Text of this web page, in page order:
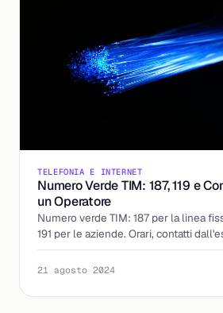
TELEFONIA E INTERNET
Numero Verde TIM: 187, 119 e
un Operatore
Numero verde TIM: 187 per la linea
191 per le aziende. Orari, contatti
parlare con un operatore nel 2026.
21 agosto 2024